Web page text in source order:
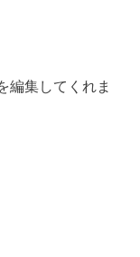
編集してくれま